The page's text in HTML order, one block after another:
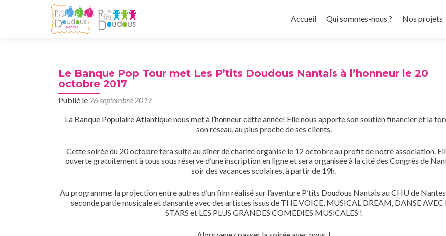
au
Accueil Qui sommes-nous ? Nos projets
Le Banque Pop Tour met Les P’tits Doudous Nantais à l’honneur le 20
octobre 2017
Publié le 26 septembre 2017
La Banque Populaire Atlantique nous met à l’honneur cette année! Elle nous apporte son soutien financier et la
son réseau, au plus proche de ses clients.
Cette soirée du 20 octobre fera suite au dîner de charité organisé le 12 octobre au profit de notre association.
ouverte gratuitement à tous sous réserve d’une inscription en ligne et sera organisée à la cité des Congrès de
soir des vacances scolaires, à partir de 19h.
Au programme: la projection entre autres d’un film réalisé sur l’aventure P’tits Doudous Nantais au CHU de
seconde partie musicale et dansante avec des artistes issus de THE VOICE, MUSICAL DREAM, DANSE AVEC
STARS et LES PLUS GRANDES COMEDIES MUSICALES !